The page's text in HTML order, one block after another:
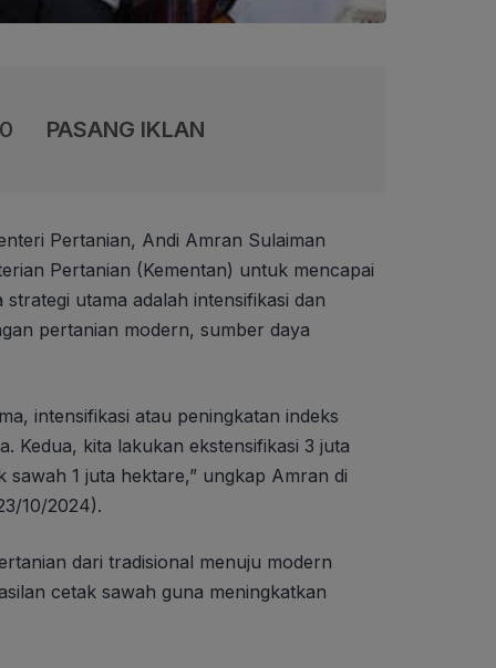
PASANG IKLAN
Pertanian, Andi Amran Sulaiman
Pertanian (Kementan) untuk mencapai
utama adalah intensifikasi dan
pertanian modern, sumber daya
intensifikasi atau peningkatan indeks
Kedua, kita lakukan ekstensifikasi 3 juta
sawah 1 juta hektare,” ungkap Amran di
10/2024).
dari tradisional menuju modern
cetak sawah guna meningkatkan